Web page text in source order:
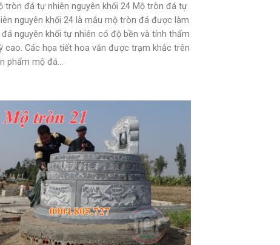
tròn đá tự nhiên nguyên khối 24 Mộ tròn đá tự
nguyên khối 24 là mẫu mộ tròn đá được làm
nguyên khối tự nhiên có độ bền và tính thẩm
cao. Các họa tiết hoa văn được trạm khắc trên
phẩm mộ đá...